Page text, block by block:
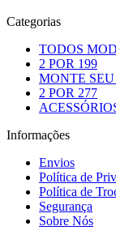
Categorias
TODOS
2 POR 199
MONTE
2 POR 277
Informações
Envios
Política de
Política de
Segurança
Sobre Nós